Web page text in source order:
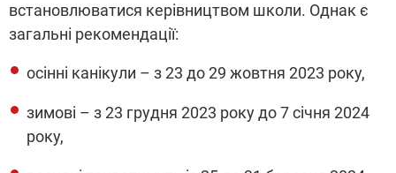
встановлюватися керівництвом школи. Однак є
загальні рекомендації:
осінні канікули – з 23 до 29 жовтня 2023 року,
зимові – з 23 грудня 2023 року до 7 січня 2024
року,